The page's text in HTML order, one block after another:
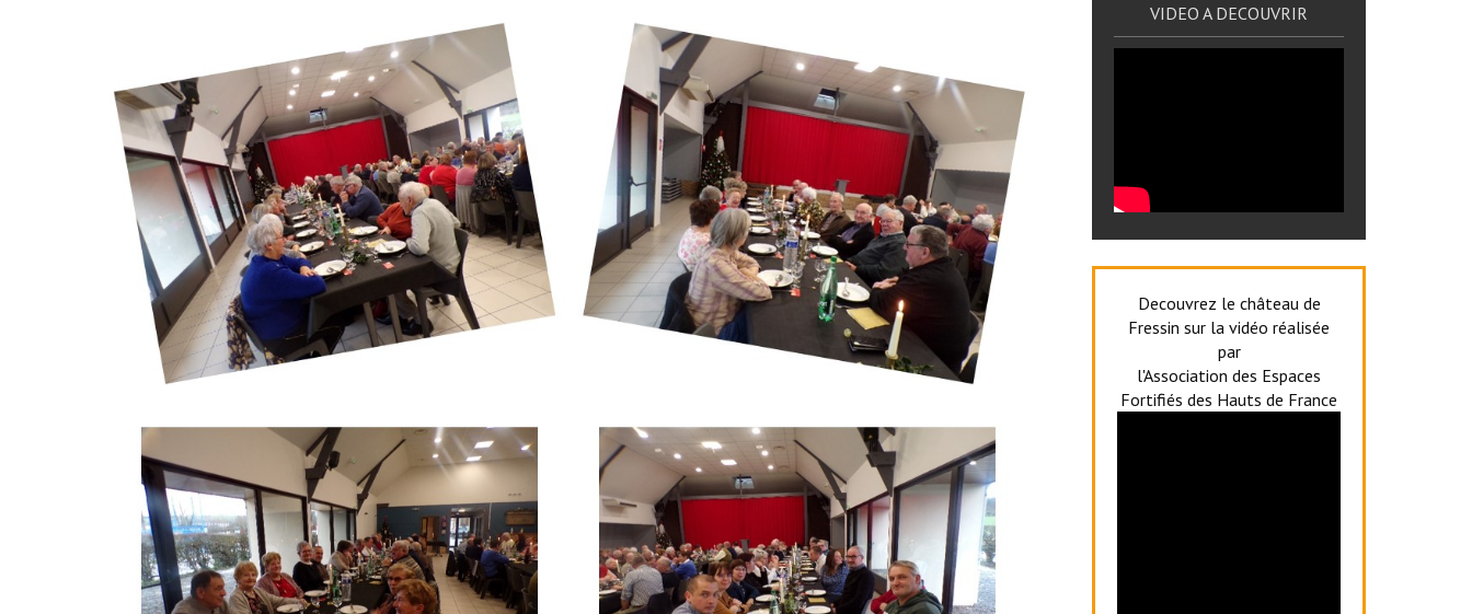
VIDEO A DECOUVRIR
Decouvrez le château de
Fressin sur la vidéo réalisée
par
l'Association des Espaces
Fortifiés des Hauts de France